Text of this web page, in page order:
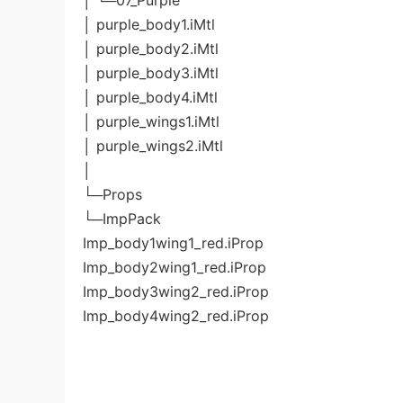
│ purple_body1.iMtl
│ purple_body2.iMtl
│ purple_body3.iMtl
│ purple_body4.iMtl
│ purple_wings1.iMtl
│ purple_wings2.iMtl
└─Props
└─ImpPack
Imp_body1wing1_red.iProp
Imp_body2wing1_red.iProp
Imp_body3wing2_red.iProp
Imp_body4wing2_red.iProp